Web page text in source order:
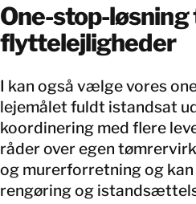
One-stop-løsning
flyttelejligheder
I kan også vælge vores
lejemålet fuldt istandsat
koordinering med flere
råder over egen
og murerforretning og
rengøring og